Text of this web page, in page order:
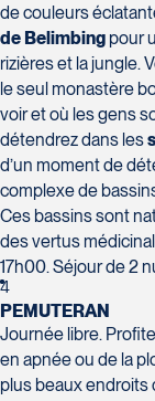
de couleurs
de Belimbing pour
rizières et la jungle.
le seul monastère
voir et où les gens
détendrez dans les
d’un moment de
complexe de
Ces bassins sont
des vertus
17h00. Séjour de 2
4
PEMUTERAN
Journée libre.
en apnée ou de la
plus beaux endroits
230 Boulevard
Beloeil
J3G 4G7
Tél :450-464-
Voyages
2840 Boulevard
Saint-Hyacinthe
J2S 4Z1
Tél :450-774-
Voyages CAA
2600 Boulevard
Cité
Québec
G1V 4T3
Tél :418-653-
Voyages CAA
500 rue Bouvier -